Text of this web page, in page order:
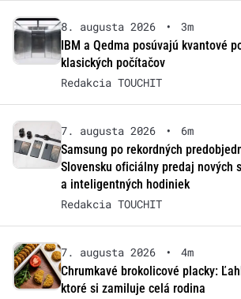
8. augusta 2026 •
3m
IBM a Qedma posúvajú kvantové
klasických počítačov
Redakcia TOUCHIT
7. augusta 2026 •
6m
Samsung po rekordných
Slovensku oficiálny predaj nových
a inteligentných hodiniek
Redakcia TOUCHIT
7. augusta 2026 •
4m
Chrumkavé brokolicové placky:
ktoré si zamiluje celá rodina